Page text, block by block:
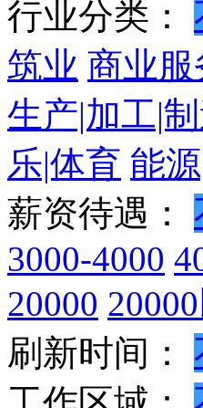
行业分类：
筑业 商业服
生产|加工|
乐|体育 能
薪资待遇：
3000-4000
20000
刷新时间：